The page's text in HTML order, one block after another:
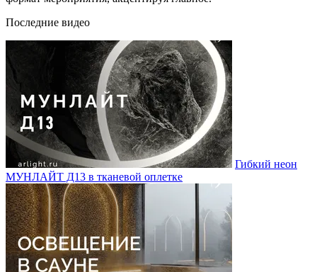
Последние видео
Гибкий неон
МУНЛАЙТ Д13 в тканевой оплетке